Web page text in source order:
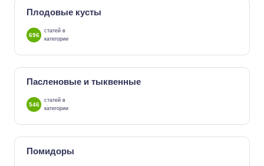
Плодовые кусты
696
статей в
категории
Пасленовые и тыквенные
546
статей в
категории
Помидоры